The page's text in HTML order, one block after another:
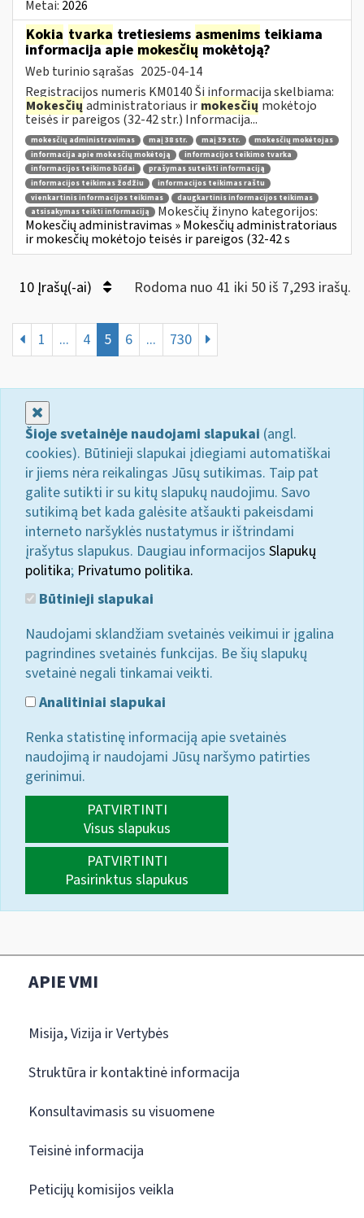
Metai: 2026
Kokia tvarka tretiesiems asmenims teikiama
informacija apie mokesčiųmokėtoją?
Web turinio sąrašas 2025-04-14
Registracijos numeris KM0140 Ši informacija skelbiama:
Mokesčių administratoriaus ir mokesčių mokėtojo
teisės ir pareigos (32-42 str.) Informacija...
mokesčių administravimas maį 38 str. maį 39 str.
mokesčių mokėtojas
informacija apie mokesčių mokėtoją
informacijos teikimo tvarka
informacijos teikimo būdai
prašymas suteikti informaciją
informacijos teikimas žodžiu
informacijos teikimas raštu
vienkartinis informacijos teikimas
daugkartinis informacijos teikimas
atsisakymas teikti informaciją
Mokesčių žinyno kategorijos:
Mokesčių administravimas » Mokesčių administratoriaus
ir mokesčių mokėtojo teisės ir pareigos (32-42 s
10 Įrašų(-ai) Rodoma nuo 41 iki 50 iš 7,293 irašų.
1 ... 4 5 6 ... 730
Šioje svetainėje naudojami slapukai (angl.
cookies). Būtinieji slapukai įdiegiami automatiškai
ir jiems nėra reikalingas Jūsų sutikimas. Taip pat
galite sutikti ir su kitų slapukų naudojimu. Savo
sutikimą bet kada galėsite atšaukti pakeisdami
interneto naršyklės nustatymus ir ištrindami
įrašytus slapukus. Daugiau informacijos Slapukų
politika; Privatumo politika.
Būtinieji slapukai
Naudojami sklandžiam svetainės veikimui ir įgalina
pagrindines svetainės funkcijas. Be šių slapukų
svetainė negali tinkamai veikti.
Analitiniai slapukai
Renka statistinę informaciją apie svetainės
naudojimą ir naudojami Jūsų naršymo patirties
gerinimui.
PATVIRTINTI
Visus slapukus
PATVIRTINTI
Pasirinktus slapukus
APIE VMI
Misija, Vizija ir Vertybės
Struktūra ir kontaktinė informacija
Konsultavimasis su visuomene
Teisinė informacija
Peticijų komisijos veikla